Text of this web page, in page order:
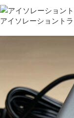
アイソレーショント